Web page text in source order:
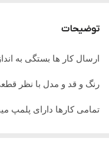
توضیحات
ارسال کار ها بستگی به اندازه کار از 10 روز تا 25
رنگ و قد و مدل با نظر
تمامی کارها دارای پلمپ